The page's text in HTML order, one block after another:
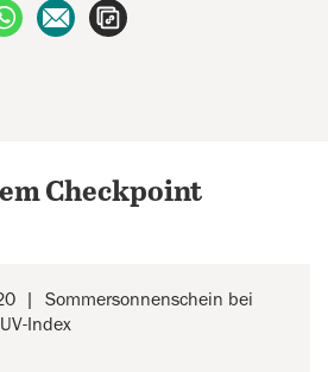
teilen
X teilen
per WhatsApp teilen
per E-Mail teilen
Checkpoint
Sommersonnenschein bei
Index